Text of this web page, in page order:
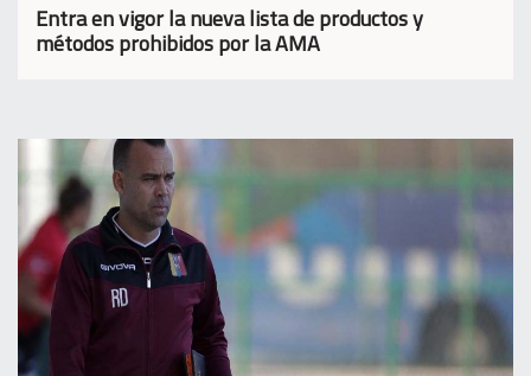
Entra en vigor la nueva lista de productos y
métodos prohibidos por la AMA